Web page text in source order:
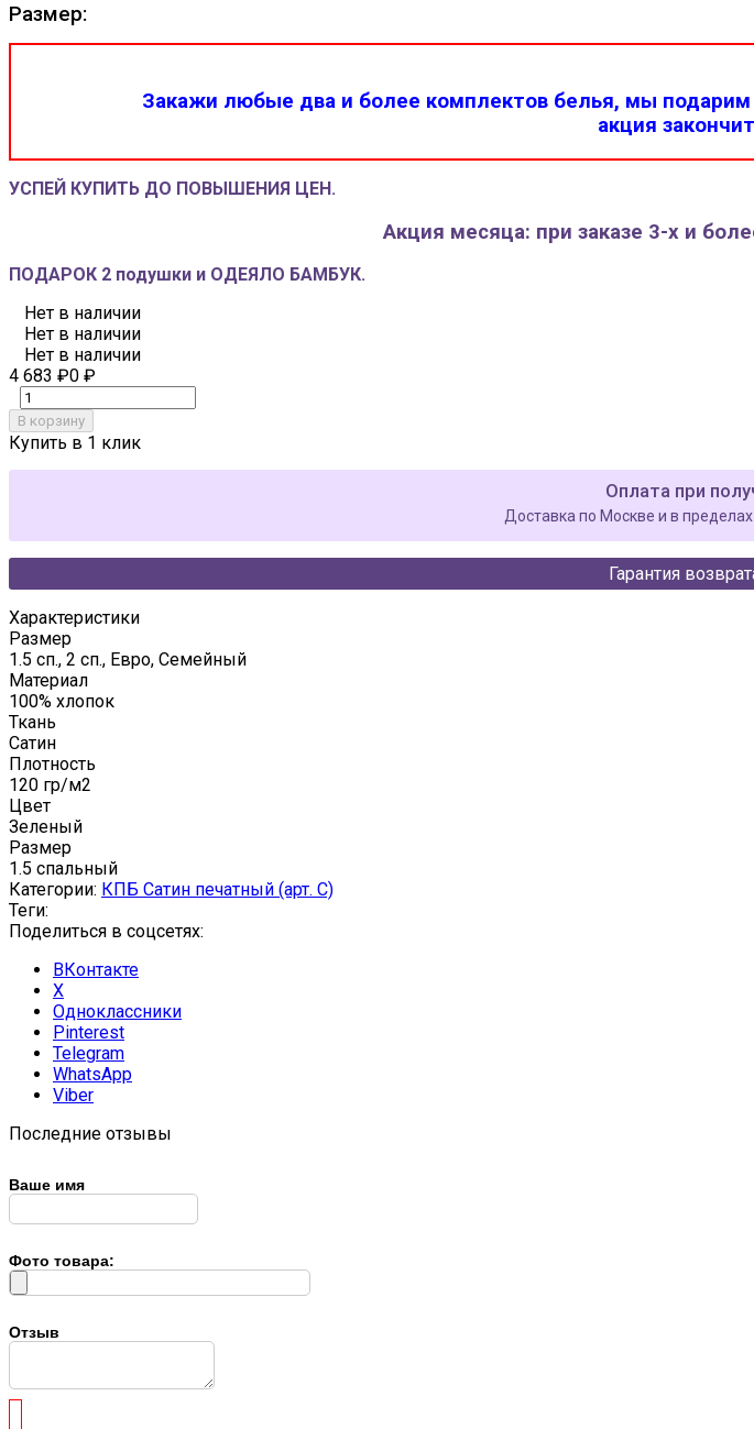
Размер:
Закажи любые два и более комплектов белья, мы
акция
УСПЕЙ КУПИТЬ ДО ПОВЫШЕНИЯ ЦЕН.
Акция месяца: при заказе 3-х и
ПОДАРОК 2 подушки и ОДЕЯЛО БАМБУК.
Нет в наличии
Нет в наличии
Нет в наличии
4 683 ₽0 ₽
В корзину
Купить в 1 клик
Оплата при
Доставка по Москве и в
Гарантия
Характеристики
Размер
1.5 сп., 2 сп., Евро, Семейный
Материал
100% хлопок
Ткань
Сатин
Плотность
120 гр/м2
Цвет
Зеленый
Размер
1.5 спальный
Категории: КПБ Сатин печатный (арт. С)
Теги:
Поделиться в соцсетях:
ВКонтакте
X
Одноклассники
Pinterest
Telegram
WhatsApp
Viber
Последние отзывы
Ваше имя
Фото товара:
Отзыв